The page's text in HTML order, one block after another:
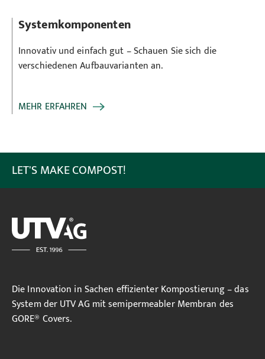
Systemkomponenten
Innovativ und einfach gut – Schauen Sie sich die
verschiedenen Aufbauvarianten an.
MEHR ERFAHREN
LET'S MAKE COMPOST!
Die Innovation in Sachen effizienter Kompostierung – das
System der UTV AG mit semipermeabler Membran des
GORE® Covers.